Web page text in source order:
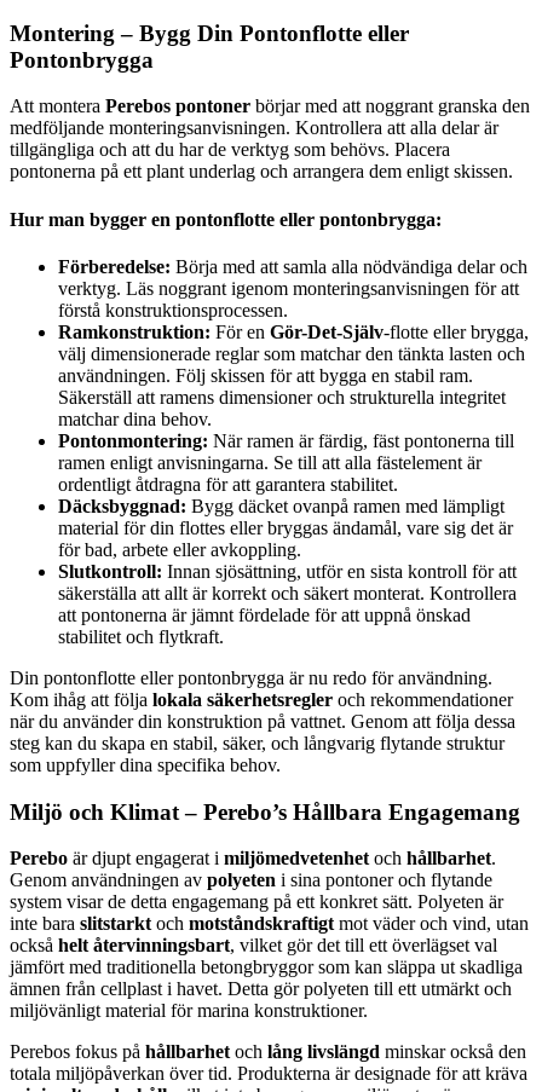
Montering – Bygg Din Pontonflotte eller
Pontonbrygga
Att montera Perebos pontoner börjar med att noggrant granska den
medföljande monteringsanvisningen. Kontrollera att alla delar är
tillgängliga och att du har de verktyg som behövs. Placera
pontonerna på ett plant underlag och arrangera dem enligt skissen.
Hur man bygger en pontonflotte eller pontonbrygga:
Förberedelse: Börja med att samla alla nödvändiga delar och
verktyg. Läs noggrant igenom monteringsanvisningen för att
förstå konstruktionsprocessen.
Ramkonstruktion: För en Gör-Det-Själv-flotte eller brygga,
välj dimensionerade reglar som matchar den tänkta lasten och
användningen. Följ skissen för att bygga en stabil ram.
Säkerställ att ramens dimensioner och strukturella integritet
matchar dina behov.
Pontonmontering: När ramen är färdig, fäst pontonerna till
ramen enligt anvisningarna. Se till att alla fästelement är
ordentligt åtdragna för att garantera stabilitet.
Däcksbyggnad: Bygg däcket ovanpå ramen med lämpligt
material för din flottes eller bryggas ändamål, vare sig det är
för bad, arbete eller avkoppling.
Slutkontroll: Innan sjösättning, utför en sista kontroll för att
säkerställa att allt är korrekt och säkert monterat. Kontrollera
att pontonerna är jämnt fördelade för att uppnå önskad
stabilitet och flytkraft.
Din pontonflotte eller pontonbrygga är nu redo för användning.
Kom ihåg att följa lokala säkerhetsregler och rekommendationer
när du använder din konstruktion på vattnet. Genom att följa dessa
steg kan du skapa en stabil, säker, och långvarig flytande struktur
som uppfyller dina specifika behov.
Miljö och Klimat – Perebo’s Hållbara Engagemang
Perebo är djupt engagerat i miljömedvetenhet och hållbarhet.
Genom användningen av polyeten i sina pontoner och flytande
system visar de detta engagemang på ett konkret sätt. Polyeten är
inte bara slitstarkt och motståndskraftigt mot väder och vind, utan
också helt återvinningsbart, vilket gör det till ett överlägset val
jämfört med traditionella betongbryggor som kan släppa ut skadliga
ämnen från cellplast i havet. Detta gör polyeten till ett utmärkt och
miljövänligt material för marina konstruktioner.
Perebos fokus på hållbarhet och lång livslängd minskar också den
totala miljöpåverkan över tid. Produkterna är designade för att kräva